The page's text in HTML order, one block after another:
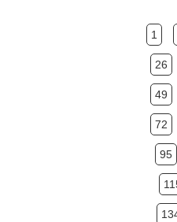
1
26
49
72
95